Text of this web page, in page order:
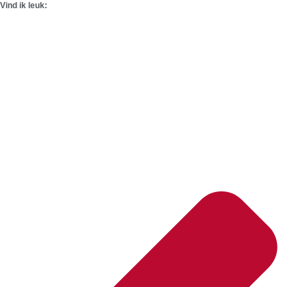
Vind ik leuk: